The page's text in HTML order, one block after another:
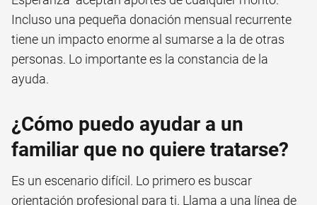
Incluso una pequeña donación mensual recurrente
tiene un impacto enorme al sumarse a la de otras
personas. Lo importante es la constancia de la
ayuda.
¿Cómo puedo ayudar a un
familiar que no quiere tratarse?
Es un escenario difícil. Lo primero es buscar
orientación profesional para ti. Llama a una línea de